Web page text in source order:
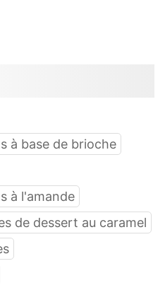
à base de brioche
à l'amande
de dessert au caramel